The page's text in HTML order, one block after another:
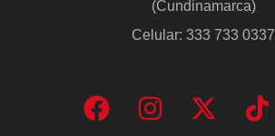
(Cundinamarca)
Celular: 333 733 0337